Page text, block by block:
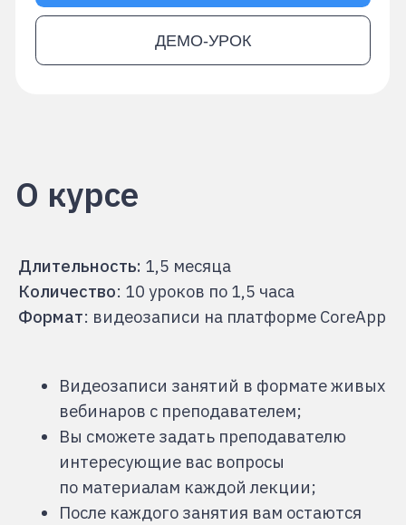
О курсе
Формат
вебинаров с преподавателем;
Вы сможете задать преподавателю
интересующие вас вопросы
по материалам каждой лекции;
презентации и готовые конспекты.